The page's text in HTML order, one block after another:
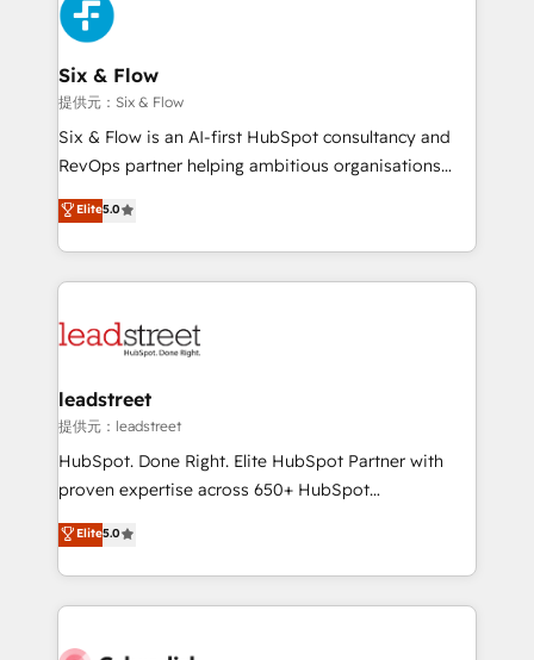
Onboarding Accredited 🔐 ISO27001 & ISO9001
Certified
and Customer First Awards, 4.9/5 rating in HubSpot
Reviews and 4.9/5 rating in Clutch Reviews. Digifianz
helps the following industries: logistics & 3PL, home
improvement & construction, branding and
commercialization, real estate, health, education,
SaaS, Software Dev & IT and consulting, make the
the United States, EU, UAE, Mexico and Latin
America. From casual user to super fan: make
Six & Flow
提供元：Six & Flow
Six & Flow is an AI-first HubSpot consultancy and
RevOps partner helping ambitious organisations
grow with clarity, confidence, and intelligence.
Operating across the UK, Netherlands, Ireland, and
Canada, we’ve delivered thousands of successful
HubSpot projects for mid-market and enterprise
combine HubSpot, data, and AI to design connected
and technology for predictable, scalable revenue
growth. Our expertise spans RevOps, CRM and data
architecture, AI enablement, and strategic marketing,
delivered through our proprietary FLAIR framework
Partner and ISO 27001:2022 certified consultancy,
we blend strategy, creativity, and technology to help
Elite5.0
leadstreet
提供元：leadstreet
HubSpot. Done Right. Elite HubSpot Partner with
proven expertise across 650+ HubSpot
implementations. With 12+ years of HubSpot
experience, we help you use the HubSpot platform
to its fullest capacity, improve your current HubSpot
website, or build your new one.
Elite5.0